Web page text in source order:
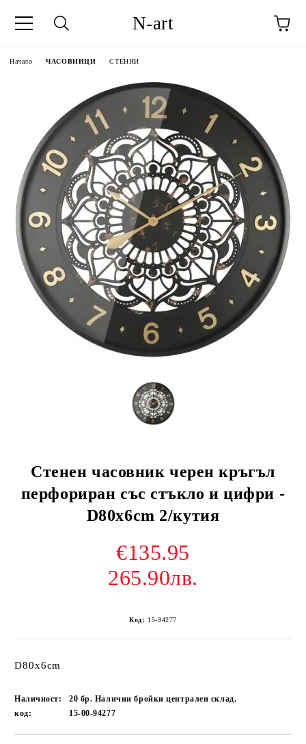
N-art
Начало ЧАСОВНИЦИ СТЕННИ
Стенен часовник черен кръгъл
перфориран със стъкло и цифри -
D80x6cm 2/кутия
€135.95
265.90лв.
Код: 15-94277
D80x6cm
Наличност:
20 бр. Налични бройки централен склад.
код:
15-00-94277